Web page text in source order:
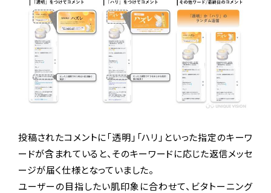
投稿されたコメントに「透明」「ハリ」といった指定のキーワ
ードが含まれていると、そのキーワードに応じた返信メッセ
ージが届く仕様となっていました。
ユーザーの目指したい肌印象に合わせて、ビタトーニング